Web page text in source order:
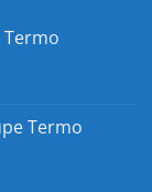
Termo
Termo